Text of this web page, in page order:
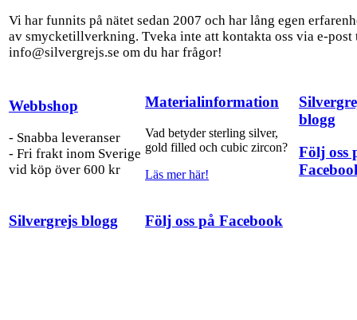
Vi har funnits på nätet sedan 2007 och har lång egen
av smycketillverkning. Tveka inte att kontakta oss via e-
info@silvergrejs.se om du har frågor!
Webbshop
- Snabba leveranser
- Fri frakt inom Sverige
vid köp över 600 kr
Materialinformation
Vad betyder sterling silver,
gold filled och cubic zircon?
Läs mer här!
blogg
Följ oss
Silvergrejs blogg Följ oss på Facebook